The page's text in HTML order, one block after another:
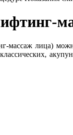
массаж лица)